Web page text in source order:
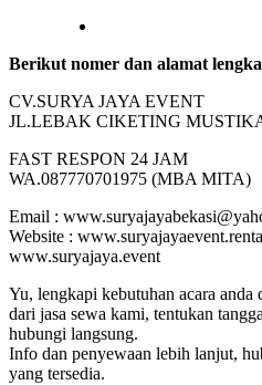
Berikut nomer dan alamat
CV.SURYA JAYA EVENT
JL.LEBAK CIKETING
FAST RESPON 24 JAM
WA.087770701975 (MBA MITA)
Email :
Website :
www.suryajaya.event
Yu, lengkapi kebutuhan acara anda
dari jasa sewa kami, tentukan
hubungi langsung.
Info dan penyewaan lebih lanjut,
yang tersedia.